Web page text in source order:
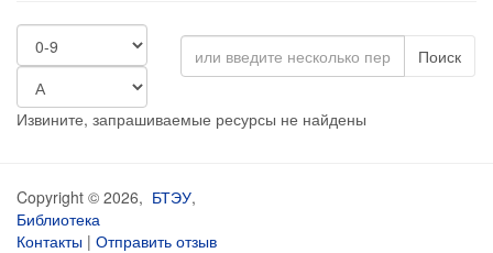
Поиск
Извините, запрашиваемые ресурсы не найдены
Copyright © 2026, БТЭУ,
Библиотека
Контакты | Отправить отзыв